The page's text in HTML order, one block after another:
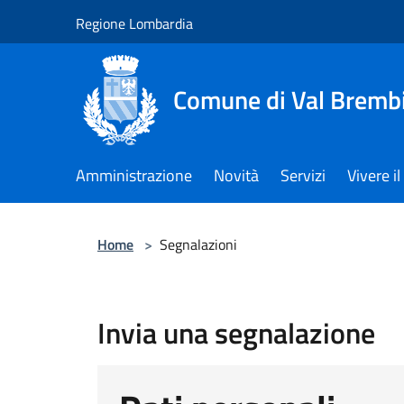
Regione Lombardia
Comune di Val
Amministrazione Novità Servizi Vivere
Home > Segnalazioni
Invia una segnalazione